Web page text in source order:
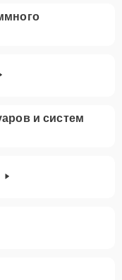
и систем